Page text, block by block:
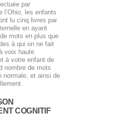
par
l’Ohio, les enfants
lu cinq livres par
en ayant
mots en plus que
à qui on ne fait
voix haute
à votre enfant de
nombre de mots
normale, et ainsi de
COGNITIF